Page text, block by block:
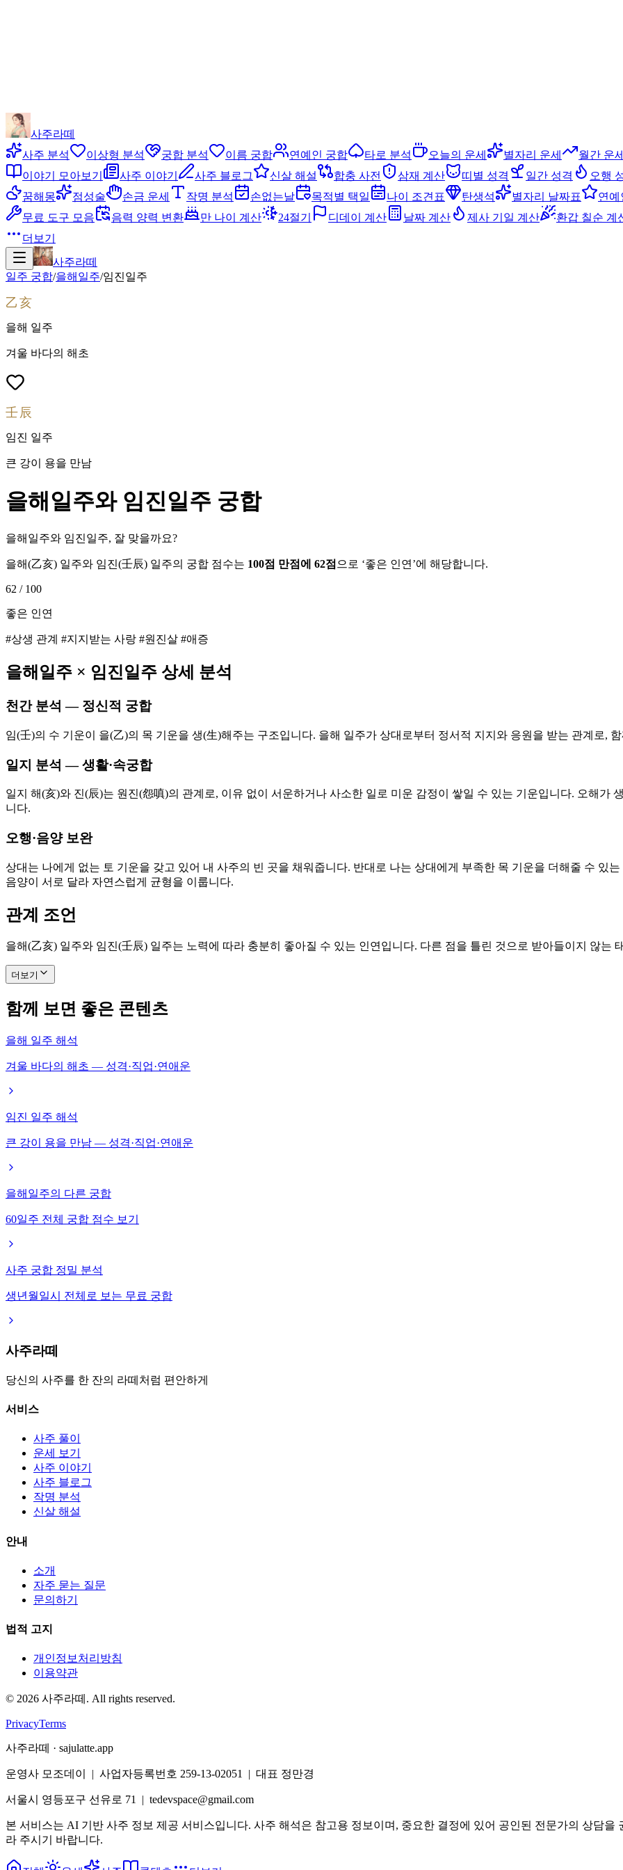
사주라떼
사주 분석
이상형 분석 궁합 분석 이름 궁합 연예인 궁합 타로 분석 오늘의 운세 별자리 운세 월간 운세
이야기 모아보기
사주 이야기 사주 블로그 신살 해설 합충 사전 삼재 계산 띠별 성격 일간 성격 오행
꿈해몽
점성술 손금 운세 작명 분석 손없는날 목적별 택일 나이 조견표 탄생석 별자리 날짜표
연예
무료 도구 모음
음력 양력 변환 만 나이 계산 24절기 디데이 계산 날짜 계산 제사 기일 계산 환갑 칠순 계
더보기
사주라떼
일주 궁합/을해 일주/임진일주
乙亥
을해 일주
겨울 바다의 해초
壬辰
임진 일주
큰 강이 용을 만남
을해일주와 임진일주 궁합
을해일주와 임진일주, 잘 맞을까요?
을해(乙亥) 일주와 임진(壬辰) 일주의 궁합 점수는 100점 만점에 62점 으로 ‘좋은 인연 ’에 해당합니다.
62 / 100
좋은 인연
#상생 관계 #지지받는 사랑 #원진살 #애증
을해 일주 × 임진일주 상세 분석
천간 분석 — 정신적 궁합
임(壬)의 수 기운이 을(乙)의 목 기운을 생(生)해주는 구조입니다. 을해 일주가 상대로부터 정서적 지지와 응원을 받는 관계로,
일지 분석 — 생활·속궁합
일지 해(亥)와 진(辰)는 원진(怨嗔)의 관계로, 이유 없이 서운하거나 사소한 일로 미운 감정이 쌓일 수 있는 기운입니다. 오해가
니다.
오행·음양 보완
상대는 나에게 없는 토 기운을 갖고 있어 내 사주의 빈 곳을 채워줍니다. 반대로 나는 상대에게 부족한 목 기운을 더해줄 수 있
음양이 서로 달라 자연스럽게 균형을 이룹니다.
관계 조언
을해(乙亥) 일주와 임진(壬辰) 일주는 노력에 따라 충분히 좋아질 수 있는 인연입니다. 다른 점을 틀린 것으로 받아들이지 않는
더보기
함께 보면 좋은 콘텐츠
을해 일주 해석
겨울 바다의 해초 — 성격·직업·연애운
임진 일주 해석
큰 강이 용을 만남 — 성격·직업·연애운
을해일주의 다른 궁합
60일주 전체 궁합 점수 보기
사주 궁합 정밀 분석
생년월일시 전체로 보는 무료 궁합
사주라떼
당신의 사주를 한 잔의 라떼처럼 편안하게
서비스
사주 풀이
운세 보기
사주 이야기
사주 블로그
작명 분석
신살 해설
안내
소개
자주 묻는 질문
문의하기
법적 고지
개인정보처리방침
이용약관
© 2026 사주라떼. All rights reserved.
PrivacyTerms
사주라떼 · sajulatte.app
운영사 모조데이 | 사업자등록번호 259-13-02051 | 대표 정만경
서울시 영등포구 선유로 71 | tedevspace@gmail.com
본 서비스는 AI 기반 사주 정보 제공 서비스입니다. 사주 해석은 참고용 정보이며, 중요한 결정에 있어 공인된 전문가의 상담
라 주시기 바랍니다.